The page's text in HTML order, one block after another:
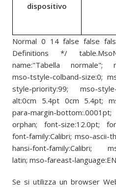
dispositivo
Normal 0 14 false false
Definitions */
name:"Tabella normale";
mso-tstyle-colband-size:0;
style-priority:99; mso-
alt:0cm 5.4pt 0cm 5.4pt;
para-margin-
orphan; font-size:12.0pt;
font-family:Calibri; mso-ascii-
hansi-font-family:Calibri;
latin; mso-fareast-
Se si utilizza un browser